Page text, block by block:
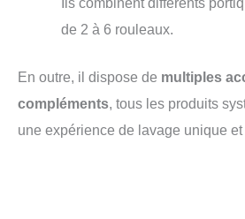
de 2 à 6 rouleaux.
En outre, il dispose de multiples
compléments, tous les produits
une expérience de lavage unique et